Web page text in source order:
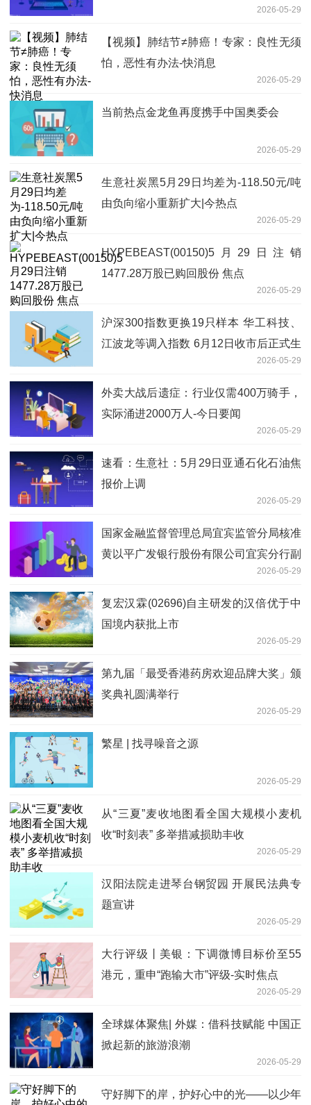
2026-05-29
【视频】肺结节≠肺癌！专家：良性无须
怕，恶性有办法-快消息
2026-05-29
当前热点金龙鱼再度携手中国奥委会
2026-05-29
生意社炭黑5月29日均差为-118.50元/吨
由负向缩小重新扩大|今热点
2026-05-29
HYPEBEAST(00150)5月29日注销
1477.28万股已购回股份 焦点
2026-05-29
沪深300指数更换19只样本 华工科技、
江波龙等调入指数 6月12日收市后正式生
2026-05-29
外卖大战后遗症：行业仅需400万骑手，
实际涌进2000万人-今日要闻
2026-05-29
速看：生意社：5月29日亚通石化石油焦
报价上调
2026-05-29
国家金融监督管理总局宜宾监管分局核准
黄以平广发银行股份有限公司宜宾分行副
2026-05-29
复宏汉霖(02696)自主研发的汉倍优于中
国境内获批上市
2026-05-29
第九届「最受香港药房欢迎品牌大奖」颁
奖典礼圆满举行
2026-05-29
繁星 | 找寻噪音之源
2026-05-29
从“三夏”麦收地图看全国大规模小麦机
收“时刻表” 多举措减损助丰收
2026-05-29
汉阳法院走进琴台钢贸园 开展民法典专
题宣讲
2026-05-29
大行评级丨美银：下调微博目标价至55
港元，重申“跑输大市”评级-实时焦点
2026-05-29
全球媒体聚焦| 外媒：借科技赋能 中国正
掀起新的旅游浪潮
2026-05-29
守好脚下的岸，护好心中的光——以少年